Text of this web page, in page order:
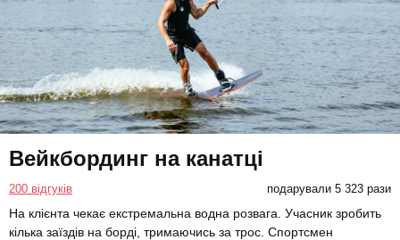
Вейкбординг на канатці
200 відгуків подарували 5 323 рази
На клієнта чекає екстремальна водна розвага. Учасник зробить
кілька заїздів на борді, тримаючись за трос. Спортсмен